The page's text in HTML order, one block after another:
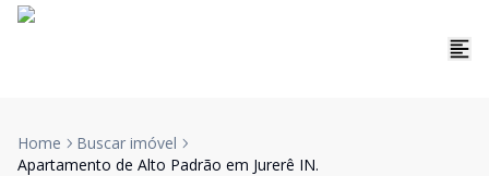
Home
Buscar imóvel
Apartamento de Alto Padrão em Jurerê IN.